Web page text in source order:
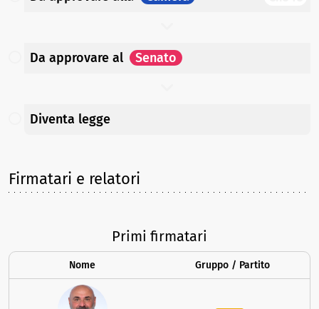
Da approvare al Senato
Diventa legge
Firmatari e relatori
Primi firmatari
Nome Gruppo / Partito